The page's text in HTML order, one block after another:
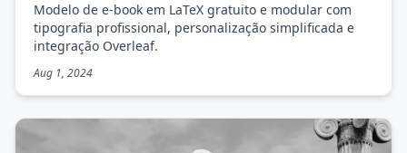
Modelo de e-book em LaTeX gratuito e modular com
tipografia profissional, personalização simplificada e
integração Overleaf.
Aug 1, 2024